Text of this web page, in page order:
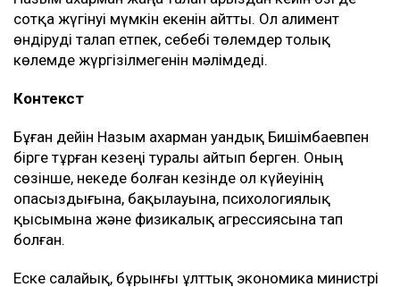
бизнесті сенімгерлік басқару шарты негізінде
жүргізген.
Енді осы келісім оның үстінен қаржылық талап
қоюға негіз болып отыр.
– Ол кезде өзімді керемет отбасына келдім
деп ойладым және ешқандай қауіп-қатерді
байқамадым. Қазір сенімгерлік басқару
шартының тұзаққа айналуы мүмкін екенін
түсіндім. Арада бірнеше жыл өткен соң
менен талап қоюшылардың пікірінше, осы
етіп отыр, – деді Қахарман.